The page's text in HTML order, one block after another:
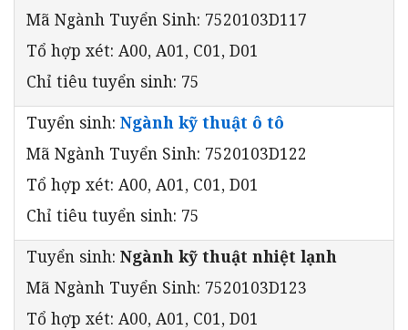
Mã Ngành Tuyển Sinh: 7520103D117
Tổ hợp xét: A00, A01, C01, D01
Chỉ tiêu tuyển sinh: 75
Tuyển sinh: Ngành kỹ thuật ô tô
Mã Ngành Tuyển Sinh: 7520103D122
Tổ hợp xét: A00, A01, C01, D01
Chỉ tiêu tuyển sinh: 75
Tuyển sinh: Ngành kỹ thuật nhiệt lạnh
Mã Ngành Tuyển Sinh: 7520103D123
Tổ hợp xét: A00, A01, C01, D01